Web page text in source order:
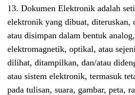
13. Dokumen Elektronik adalah
elektronik yang dibuat,
atau disimpan dalam bentuk
elektromagnetik, optikal, atau
dilihat, ditampilkan, dan/atau
atau sistem elektronik, termasuk
pada tulisan, suara, gambar, peta,